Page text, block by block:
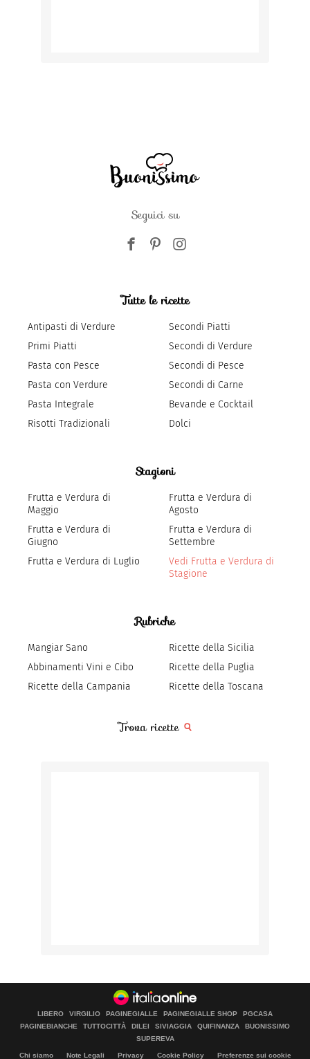
Seguici su
Tutte le ricette
Antipasti di Verdure
Primi Piatti
Pasta con Pesce
Pasta con Verdure
Pasta Integrale
Risotti Tradizionali
Secondi Piatti
Secondi di Verdure
Secondi di Pesce
Secondi di Carne
Bevande e Cocktail
Dolci
Stagioni
Frutta e Verdura di
Maggio
Frutta e Verdura di
Giugno
Frutta e Verdura di Luglio
Frutta e Verdura di
Agosto
Frutta e Verdura di
Settembre
Vedi Frutta e Verdura di
Stagione
Rubriche
Mangiar Sano
Abbinamenti Vini e Cibo
Ricette della Campania
Ricette della Sicilia
Ricette della Puglia
Ricette della Toscana
Trova ricette
LIBERO VIRGILIO PAGINEGIALLE PAGINEGIALLE SHOP
PGCASA
PAGINEBIANCHE
TUTTOCITTÀ DILEI SIVIAGGIA QUIFINANZA
BUONISSIMO
SUPEREVA
Chi siamo Note Legali Privacy Cookie Policy Preferenze sui cookie